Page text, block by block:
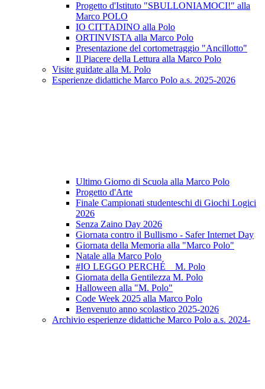
Progetto d'Istituto "SBULLONIAMOCI!" alla
Marco POLO
IO CITTADINO alla Polo
ORTINVISTA alla Marco Polo
Presentazione del cortometraggio "Ancillotto"
Il Piacere della Lettura alla Marco Polo
Visite guidate alla M. Polo
Esperienze didattiche Marco Polo a.s. 2025-2026
Ultimo Giorno di Scuola alla Marco Polo
Progetto d'Arte
Finale Campionati studenteschi di Giochi Logici
2026
Senza Zaino Day 2026
Giornata contro il Bullismo - Safer Internet Day
Giornata della Memoria alla "Marco Polo"
Natale alla Marco Polo
#IO LEGGO PERCHÉ _ M. Polo
Giornata della Gentilezza M. Polo
Halloween alla "M. Polo"
Code Week 2025 alla Marco Polo
Benvenuto anno scolastico 2025-2026
Archivio esperienze didattiche Marco Polo a.s. 2024-